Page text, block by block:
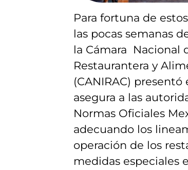
Para fortuna de
las pocas semanas
la Cámara Nacional
Restaurantera y
(CANIRAC)
asegura a las
Normas Oficiales
adecuando los
operación de los
medidas especiales